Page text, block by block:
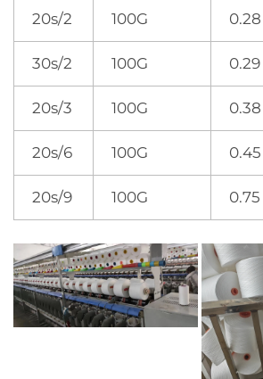
20s/2 100G 0.28
30s/2 100G 0.29
20s/3 100G 0.38
20s/6 100G 0.45
20s/9 100G 0.75